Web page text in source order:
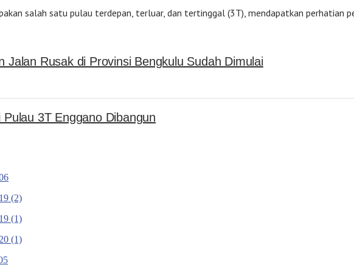
salah satu pulau terdepan, terluar, dan tertinggal (3T), mendapatkan perhatian
Jalan Rusak di Provinsi Bengkulu Sudah Dimulai
3T Enggano Dibangun